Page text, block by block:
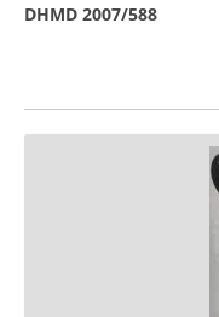
DHMD 2007/588